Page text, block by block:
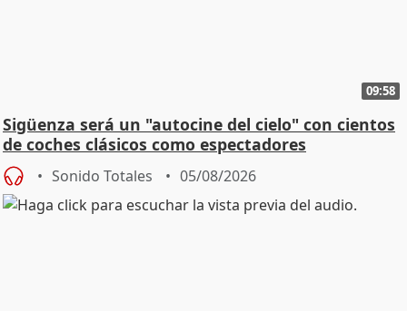
09:58
Sigüenza será un "autocine del cielo" con cientos
de coches clásicos como espectadores
Sonido Totales 05/08/2026